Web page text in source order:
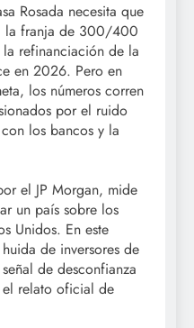
Rosada necesita que
la franja de 300/400
refinanciación de la
en 2026. Pero en
los números corren
por el ruido
los bancos y la
el JP Morgan, mide
un país sobre los
Unidos. En este
de inversores de
de desconfianza
el relato oficial de